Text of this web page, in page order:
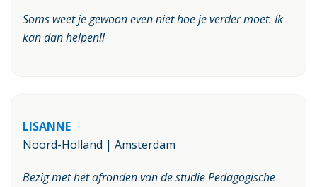
Soms weet je gewoon even niet hoe je verder moet. Ik
kan dan helpen!!
LISANNE
Noord-Holland | Amsterdam
Bezig met het afronden van de studie Pedagogische